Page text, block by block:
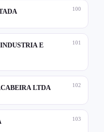
100
101
E
102
LTDA
103